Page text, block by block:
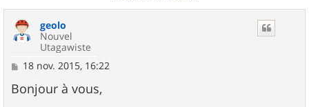
geolo
Nouvel
Utagawiste
M
s
s
18 nov. 2015, 16:22
Bonjour à vous,